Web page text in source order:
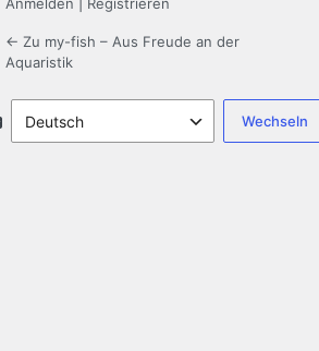
← Zu my-fish – Aus Freude an der
Aquaristik
Sprache